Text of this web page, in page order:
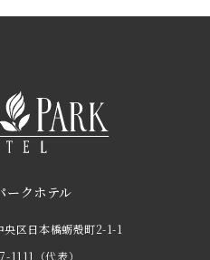
ークホテル
区日本橋蛎殻町2-1-1
1111
（代表）